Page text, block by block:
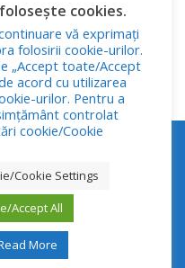
privind fișierele cookies
România - RO.AS.IT.
rezervate.
cookies.
vă exprimați
folosirii cookie-urilor.
„Accept toate/Accept
acord cu utilizarea
urilor. Pentru a
controlat
cookie/Cookie
Cookie Settings
Accept All
More